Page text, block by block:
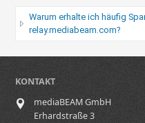
Warum erhalte ich häufig
relay.mediabeam.com?
KONTAKT
mediaBEAM GmbH
Erhardstraße 3